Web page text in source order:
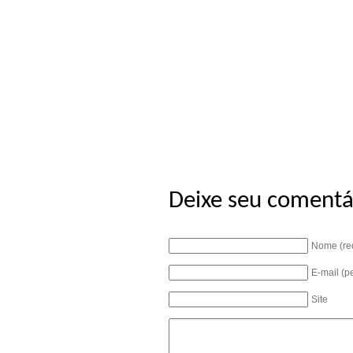
Deixe seu
Nome
E-mail
Site